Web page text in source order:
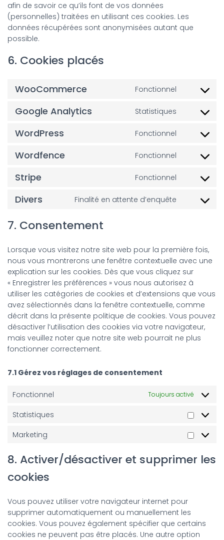
afin de savoir ce qu’ils font de vos données
(personnelles) traitées en utilisant ces cookies. Les
données récupérées sont anonymisées autant que
possible.
6. Cookies placés
WooCommerce Fonctionnel
Consent
service
Google Analytics Statistiques
Consent
service
analytics
WordPress Fonctionnel
Consent
service
Wordfence Fonctionnel
Consent
service
Stripe Fonctionnel
Consent
service
Divers Finalité en attente d’enquête
Consent
7. Consentement
Lorsque vous visitez notre site web pour la première fois,
nous vous montrerons une fenêtre contextuelle avec une
explication sur les cookies. Dès que vous cliquez sur
« Enregistrer les préférences » vous nous autorisez à
utiliser les catégories de cookies et d’extensions que vous
avez sélectionnés dans la fenêtre contextuelle, comme
décrit dans la présente politique de cookies. Vous pouvez
désactiver l’utilisation des cookies via votre navigateur,
mais veuillez noter que notre site web pourrait ne plus
fonctionner correctement.
7.1 Gérez vos réglages de consentement
Fonctionnel Toujours activé
Statistiques
Marketing
8. Activer/désactiver et supprimer les
cookies
Vous pouvez utiliser votre navigateur internet pour
supprimer automatiquement ou manuellement les
cookies. Vous pouvez également spécifier que certains
cookies ne peuvent pas être placés. Une autre option